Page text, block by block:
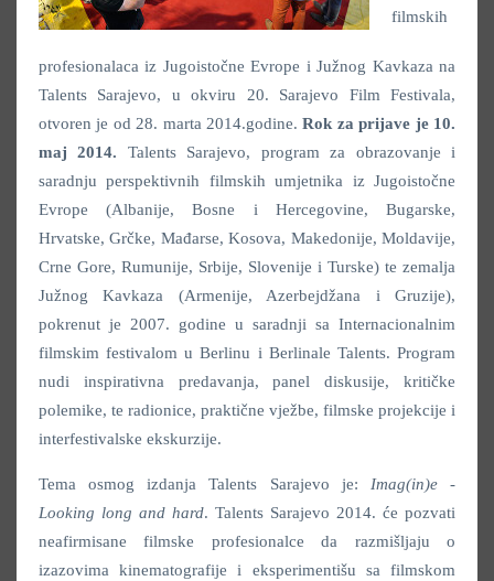
filmskih
profesionalaca iz Jugoistočne Evrope i Južnog Kavkaza na
Talents Sarajevo, u okviru 20. Sarajevo Film Festivala,
otvoren je od 28. marta 2014.godine.Rok za prijave je 10.
maj 2014. Talents Sarajevo, program za obrazovanje i
saradnju perspektivnih filmskih umjetnika iz Jugoistočne
Evrope (Albanije, Bosne i Hercegovine, Bugarske,
Hrvatske, Grčke, Mađarse, Kosova, Makedonije, Moldavije,
Crne Gore, Rumunije, Srbije, Slovenije i Turske) te zemalja
Južnog Kavkaza (Armenije, Azerbejdžana i Gruzije),
pokrenut je 2007. godine u saradnji sa Internacionalnim
filmskim festivalom u Berlinu i Berlinale Talents. Program
nudi inspirativna predavanja, panel diskusije, kritičke
polemike, te radionice, praktične vježbe, filmske projekcije i
interfestivalske ekskurzije.
Tema osmog izdanja Talents Sarajevo je: Imag(in)e -
Looking long and hard. Talents Sarajevo 2014. će pozvati
neafirmisane filmske profesionalce da razmišljaju o
izazovima kinematografije i eksperimentišu sa filmskom